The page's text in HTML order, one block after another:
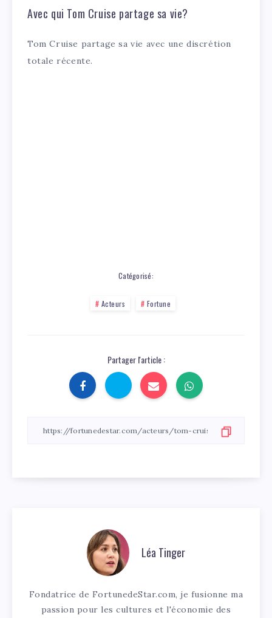
Avec qui Tom Cruise partage sa vie?
Tom Cruise partage sa vie avec une discrétion
totale récente.
Catégorisé:
Acteurs Fortune
Partager l'article :
Léa Tinger
Fondatrice de FortunedeStar.com, je fusionne ma
passion pour les cultures et l'économie des